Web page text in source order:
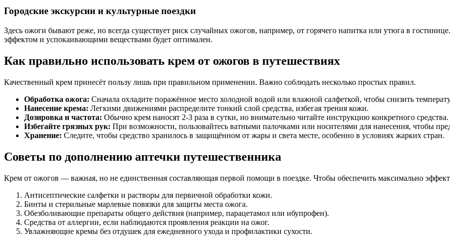
Городские экскурсии и культурные поездки
Здесь ожоги бывают реже, но всегда существует риск случайных ожогов, например, от горячего напитка или утюга в
эффектом и успокаивающими веществами будет оптимален.
Как правильно использовать крем от ожогов в путешествиях
Качественный крем принесёт пользу лишь при правильном применении. Важно соблюдать несколько простых правил.
Обработка ожога: Сначала охладите поражённое место холодной водой или влажной салфеткой, чтобы снизить
Нанесение крема: Легкими движениями распределите тонкий слой средства, избегая трения кожи.
Дозировка и частота: Обычно крем наносят 2-3 раза в сутки, но внимательно читайте инструкцию конкретного средства.
Избегайте грязных рук: При возможности, пользовайтесь ватными палочками или носителями для нанесения, чтобы
Хранение: Следите, чтобы средство хранилось в защищённом от жары и света месте, особенно в условиях жарких стран.
Советы по дополнению аптечки путешественника
Крем от ожогов — важная, но не единственная составляющая первой помощи в поездке. Чтобы обеспечить максимально
Антисептические салфетки и растворы для первичной обработки кожи.
Бинты и стерильные марлевые повязки для защиты места ожога.
Обезболивающие препараты общего действия (например, парацетамол или ибупрофен).
Средства от аллергии, если наблюдаются проявления реакции на ожог.
Увлажняющие кремы без отдушек для ежедневного ухода и профилактики сухости.